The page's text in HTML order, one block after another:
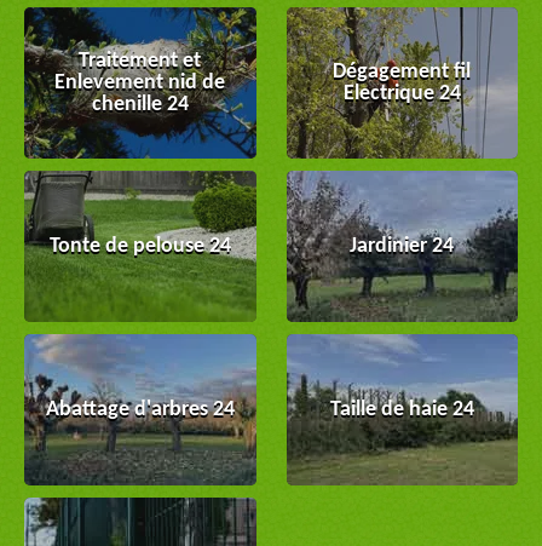
Traitement et
Enlevement nid de
chenille 24
Dégagement fil
Electrique 24
Tonte de pelouse 24 Jardinier 24
Abattage d'arbres 24 Taille de haie 24